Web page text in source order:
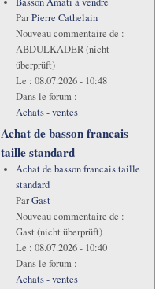
ParPierre Cathelain
Nouveau commentaire de :
ABDULKADER (nicht
überprüft)
Le : 08.07.2026 - 10:48
Dans le forum :
Achats - ventes
Achat de basson francais
taille standard
Achat de basson francais taille
standard
ParGast
Nouveau commentaire de :
Gast (nicht überprüft)
Le : 08.07.2026 - 10:40
Dans le forum :
Achats - ventes